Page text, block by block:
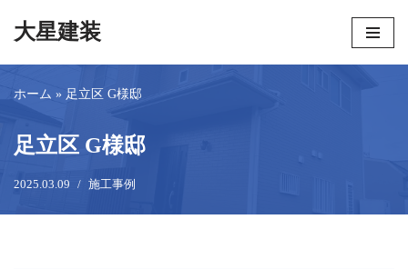
テ
ツ
ス
大星建装
ホーム » 足立区 G様邸
足立区 G様邸
2025.03.09 施工事例